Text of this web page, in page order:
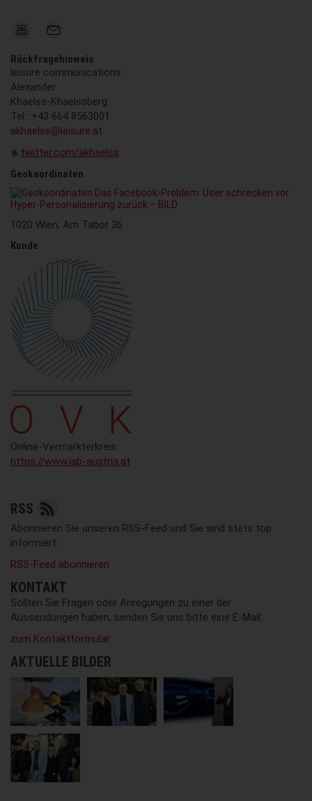
Rückfragehinweis
leisure communications
Alexander
Khaelss-Khaelssberg
Tel.: +43 664 8563001
akhaelss@leisure.at
twitter.com/akhaelss
Geokoordinaten
1020 Wien, Am Tabor 36
Kunde
Online-Vermarkterkreis
https://www.iab-austria.at
RSS
Abonnieren Sie unseren RSS-Feed und Sie sind stets top
informiert:
RSS-Feed abonnieren
KONTAKT
Sollten Sie Fragen oder Anregungen zu einer der
Aussendungen haben, senden Sie uns bitte eine E-Mail:
zum Kontaktformular
AKTUELLE BILDER